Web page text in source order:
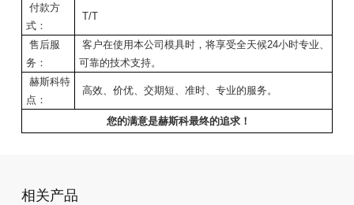
付款方
式：
T/T
售后服
务：
客户在使用本公司模具时，将享受全天候24小时专业、
可靠的技术支持。
赫斯科特
点：
高效、价优、交期短、准时、专业的服务。
您的满意是赫斯科最终的追求！
相关产品